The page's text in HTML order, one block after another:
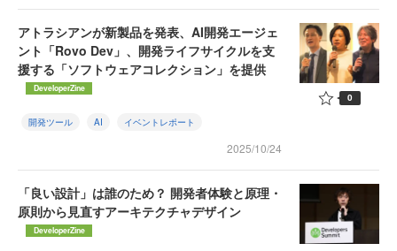
アトラシアンが新製品を発表、AI開発エージェ
ント「Rovo Dev」、開発ライフサイクルを支
援する「ソフトウェアコレクション」を提供
DeveloperZine
開発ツール AI イベントレポート
2025/10/24
0
「良い設計」は誰のため？ 開発者体験と原理・
原則から見直すアーキテクチャデザイン
DeveloperZine